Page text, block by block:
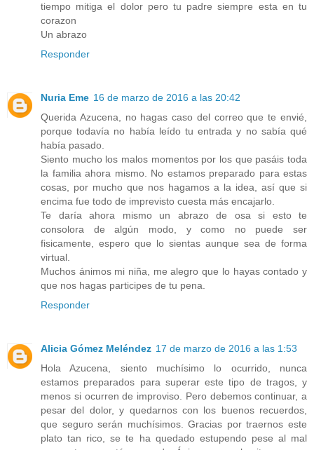
tiempo mitiga el dolor pero tu padre siempre esta en tu
corazon
Un abrazo
Responder
Nuria Eme 16 de marzo de 2016 a las 20:42
Querida Azucena, no hagas caso del correo que te envié,
porque todavía no había leído tu entrada y no sabía qué
había pasado.
Siento mucho los malos momentos por los que pasáis toda
la familia ahora mismo. No estamos preparado para estas
cosas, por mucho que nos hagamos a la idea, así que si
encima fue todo de imprevisto cuesta más encajarlo.
Te daría ahora mismo un abrazo de osa si esto te
consolora de algún modo, y como no puede ser
fisicamente, espero que lo sientas aunque sea de forma
virtual.
Muchos ánimos mi niña, me alegro que lo hayas contado y
que nos hagas participes de tu pena.
Responder
Alicia Gómez Meléndez 17 de marzo de 2016 a las 1:53
Hola Azucena, siento muchísimo lo ocurrido, nunca
estamos preparados para superar este tipo de tragos, y
menos si ocurren de improviso. Pero debemos continuar, a
pesar del dolor, y quedarnos con los buenos recuerdos,
que seguro serán muchísimos. Gracias por traernos este
plato tan rico, se te ha quedado estupendo pese al mal